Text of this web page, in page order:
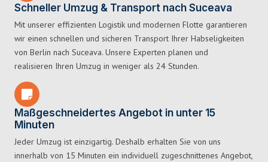
Schneller Umzug & Transport nach Suceava
Mit unserer effizienten Logistik und modernen Flotte garantieren
wir einen schnellen und sicheren Transport Ihrer Habseligkeiten
von Berlin nach Suceava. Unsere Experten planen und
realisieren Ihren Umzug in weniger als 24 Stunden.
Maßgeschneidertes Angebot in unter 15
Minuten
Jeder Umzug ist einzigartig. Deshalb erhalten Sie von uns
innerhalb von 15 Minuten ein individuell zugeschnittenes Angebot,